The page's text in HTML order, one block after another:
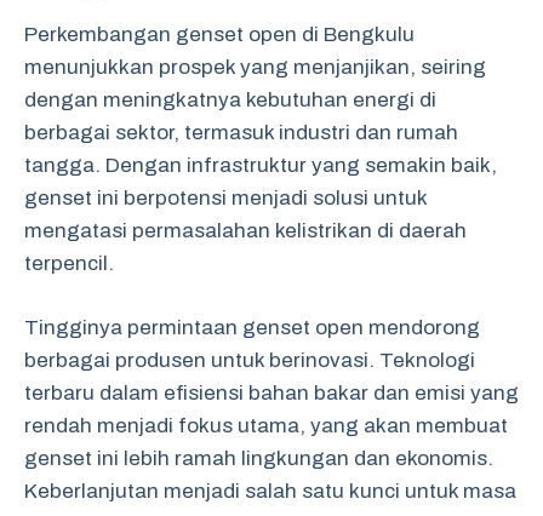
Perkembangan genset open di Bengkulu
menunjukkan prospek yang menjanjikan, seiring
dengan meningkatnya kebutuhan energi di
berbagai sektor, termasuk industri dan rumah
tangga. Dengan infrastruktur yang semakin baik,
genset ini berpotensi menjadi solusi untuk
mengatasi permasalahan kelistrikan di daerah
terpencil.
Tingginya permintaan genset open mendorong
berbagai produsen untuk berinovasi. Teknologi
terbaru dalam efisiensi bahan bakar dan emisi yang
rendah menjadi fokus utama, yang akan membuat
genset ini lebih ramah lingkungan dan ekonomis.
Keberlanjutan menjadi salah satu kunci untuk masa